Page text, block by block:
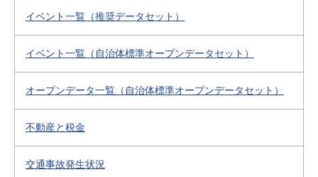
イベント一覧（推奨データセット）
イベント一覧（自治体標準オープンデータセット）
オープンデータ一覧（自治体標準オープンデータセット）
不動産と税金
交通事故発生状況